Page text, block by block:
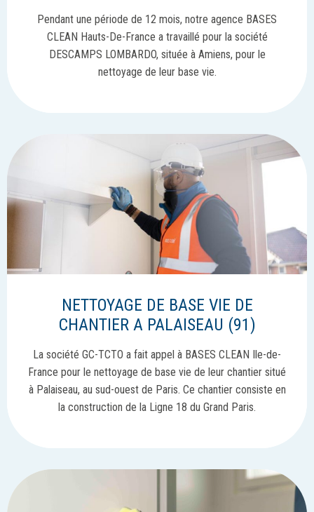
Pendant une période de 12 mois, notre agence BASES
CLEAN Hauts-De-France a travaillé pour la société
DESCAMPS LOMBARDO, située à Amiens, pour le
nettoyage de leur base vie.
NETTOYAGE DE BASE VIE DE
CHANTIER A PALAISEAU (91)
La société GC-TCTO a fait appel à BASES CLEAN Ile-de-
France pour le nettoyage de base vie de leur chantier situé
à Palaiseau, au sud-ouest de Paris. Ce chantier consiste en
la construction de la Ligne 18 du Grand Paris.